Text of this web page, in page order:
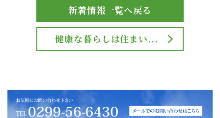
新着情報一覧へ戻る
健康な暮らしは住まい...